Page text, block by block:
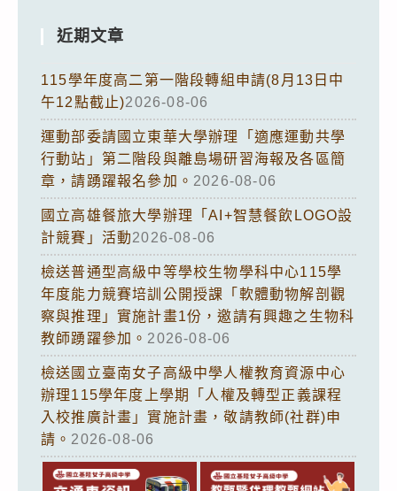
近期文章
115學年度高二第一階段轉組申請(8月13日中
午12點截止)2026-08-06
運動部委請國立東華大學辦理「適應運動共學
行動站」第二階段與離島場研習海報及各區簡
章，請踴躍報名參加。 2026-08-06
國立高雄餐旅大學辦理「AI+智慧餐飲LOGO設
計競賽」活動2026-08-06
檢送普通型高級中等學校生物學科中心115學
年度能力競賽培訓公開授課「軟體動物解剖觀
察與推理」實施計畫1份，邀請有興趣之生物科
教師踴躍參加。 2026-08-06
檢送國立臺南女子高級中學人權教育資源中心
辦理115學年度上學期「人權及轉型正義課程
入校推廣計畫」實施計畫，敬請教師(社群)申
請。 2026-08-06